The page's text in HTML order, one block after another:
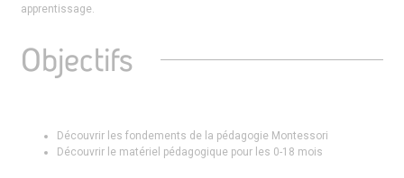
apprentissage.
Objectifs
Découvrir les fondements de la pédagogie Montessori
Découvrir le matériel pédagogique pour les 0-18 mois